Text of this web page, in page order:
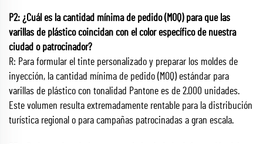
P2: ¿Cuál es la cantidad mínima de pedido (MOQ) para que las
varillas de plástico coincidan con el color específico de nuestra
ciudad o patrocinador?
R: Para formular el tinte personalizado y preparar los moldes de
inyección, la cantidad mínima de pedido (MOQ) estándar para
varillas de plástico con tonalidad Pantone es de 2.000 unidades.
Este volumen resulta extremadamente rentable para la distribución
turística regional o para campañas patrocinadas a gran escala.